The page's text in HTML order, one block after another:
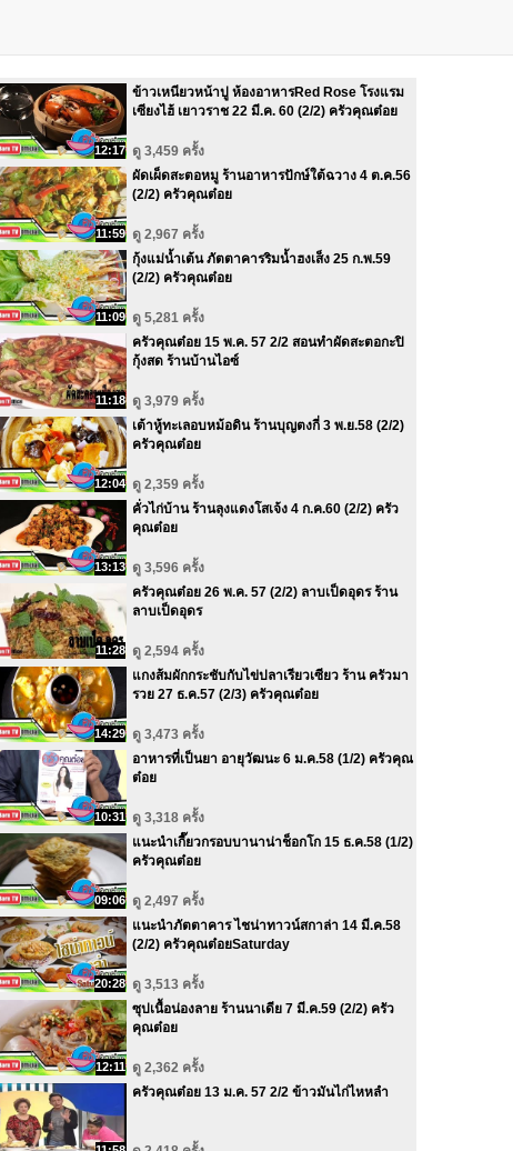
12:17
ข้าวเหนียวหน้าปู ห้องอาหารRed Rose โรงแรม
เซียงไฮ้ เยาวราช 22 มี.ค. 60 (2/2) ครัวคุณต๋อย
ดู 3,459 ครั้ง
11:59
ผัดเผ็ดสะตอหมู ร้านอาหารปักษ์ใต้ฉวาง 4 ต.ค.56
(2/2) ครัวคุณต๋อย
ดู 2,967 ครั้ง
11:09
กุ้งแม่น้ำเต้น ภัตตาคารริมน้ำฮงเส็ง 25 ก.พ.59
(2/2) ครัวคุณต๋อย
ดู 5,281 ครั้ง
11:18
ครัวคุณต๋อย 15 พ.ค. 57 2/2 สอนทำผัดสะตอกะปิ
กุ้งสด ร้านบ้านไอซ์
ดู 3,979 ครั้ง
12:04
เต้าหู้ทะเลอบหม้อดิน ร้านบุญตงกี่ 3 พ.ย.58 (2/2)
ครัวคุณต๋อย
ดู 2,359 ครั้ง
13:13
คั่วไก่บ้าน ร้านลุงแดงโสเจ้ง 4 ก.ค.60 (2/2) ครัว
คุณต๋อย
ดู 3,596 ครั้ง
11:28
ครัวคุณต๋อย 26 พ.ค. 57 (2/2) ลาบเป็ดอุดร ร้าน
ลาบเป็ดอุดร
ดู 2,594 ครั้ง
14:29
แกงส้มผักกระชับกับไข่ปลาเรียวเซียว ร้าน ครัวมา
รวย 27 ธ.ค.57 (2/3) ครัวคุณต๋อย
ดู 3,473 ครั้ง
10:31
อาหารที่เป็นยา อายุวัฒนะ 6 ม.ค.58 (1/2) ครัวคุณ
ต๋อย
ดู 3,318 ครั้ง
09:06
แนะนำเกี๊ยวกรอบบานาน่าช็อกโก 15 ธ.ค.58 (1/2)
ครัวคุณต๋อย
ดู 2,497 ครั้ง
20:28
แนะนําภัตตาคาร ไชน่าทาวน์สกาล่า 14 มี.ค.58
(2/2) ครัวคุณต๋อยSaturday
ดู 3,513 ครั้ง
12:11
ซุปเนื้อน่องลาย ร้านนาเดีย 7 มี.ค.59 (2/2) ครัว
คุณต๋อย
ดู 2,362 ครั้ง
ครัวคุณต๋อย 13 ม.ค. 57 2/2 ข้าวมันไก่ไหหลำ